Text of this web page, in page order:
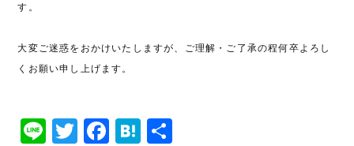
す。
大変ご迷惑をおかけいたしますが、ご理解・ご了承の程何卒よろし
くお願い申し上げます。
LineTwitter
Facebook
Hatena